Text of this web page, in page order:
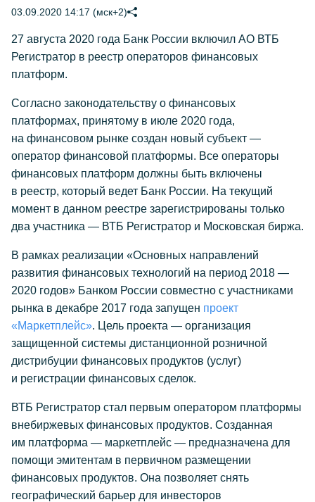
03.09.2020 14:17 (мск+2)
27 августа 2020 года Банк России включил АО ВТБ
Регистратор в реестр операторов финансовых
платформ.
Согласно законодательству о финансовых
платформах, принятому в июле 2020 года,
на финансовом рынке создан новый субъект —
оператор финансовой платформы. Все операторы
финансовых платформ должны быть включены
в реестр, который ведет Банк России. На текущий
момент в данном реестре зарегистрированы только
два участника — ВТБ Регистратор и Московская биржа.
В рамках реализации «Основных направлений
развития финансовых технологий на период 2018 —
2020 годов» Банком России совместно с участниками
рынка в декабре 2017 года запущен проект
«Маркетплейс». Цель проекта — организация
защищенной системы дистанционной розничной
дистрибуции финансовых продуктов (услуг)
и регистрации финансовых сделок.
ВТБ Регистратор стал первым оператором платформы
внебиржевых финансовых продуктов. Созданная
им платформа — маркетплейс — предназначена для
помощи эмитентам в первичном размещении
финансовых продуктов. Она позволяет снять
географический барьер для инвесторов